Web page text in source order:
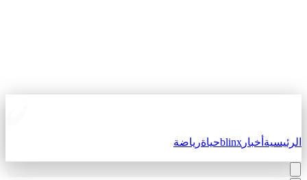
أخبارblinxحياةرياضة